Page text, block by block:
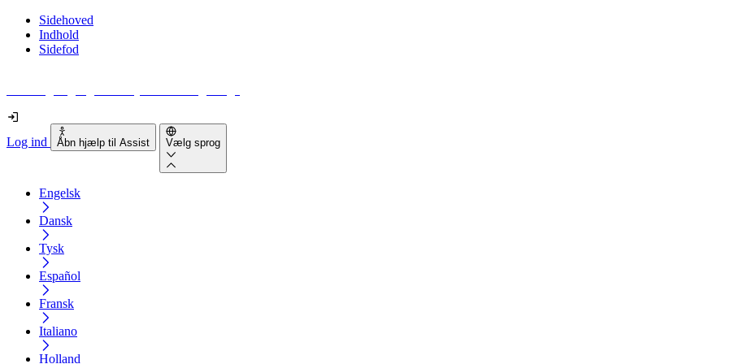
Sidehoved
Indhold
Sidefod
Log ind Åbn hjælp til Assist Vælg sprog
Engelsk
Dansk
Tysk
Español
Fransk
Italiano
Holland